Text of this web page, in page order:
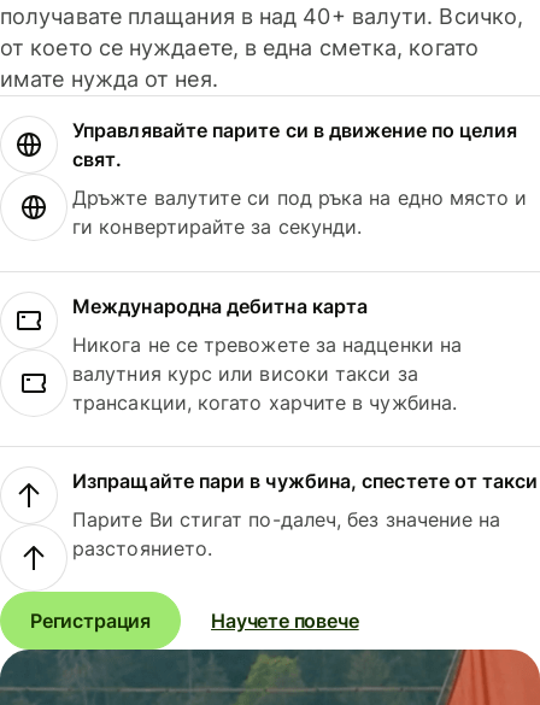
получавате плащания в над 40+ валути. Всичко,
от което се нуждаете, в една сметка, когато
имате нужда от нея.
Управлявайте парите си в движение по целия
свят.
Дръжте валутите си под ръка на едно място и
ги конвертирайте за секунди.
Международна дебитна карта
Никога не се тревожете за надценки на
валутния курс или високи такси за
трансакции, когато харчите в чужбина.
Изпращайте пари в чужбина, спестете от такси
Парите Ви стигат по-далеч, без значение на
разстоянието.
Регистрация Научете повече